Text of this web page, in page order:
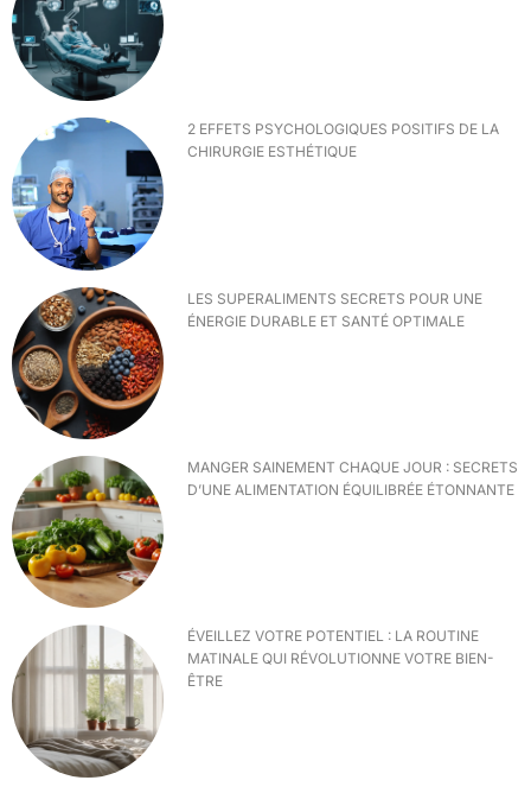
2 EFFETS PSYCHOLOGIQUES POSITIFS DE LA
CHIRURGIE ESTHÉTIQUE
LES SUPERALIMENTS SECRETS POUR UNE
ÉNERGIE DURABLE ET SANTÉ OPTIMALE
MANGER SAINEMENT CHAQUE JOUR : SECRETS
D’UNE ALIMENTATION ÉQUILIBRÉE ÉTONNANTE
ÉVEILLEZ VOTRE POTENTIEL : LA ROUTINE
MATINALE QUI RÉVOLUTIONNE VOTRE BIEN-
ÊTRE